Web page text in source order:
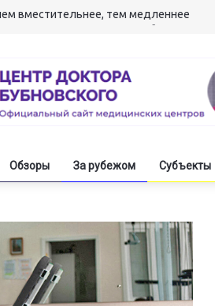
вместительнее, тем медленнее
информационное противоборство
Обзоры За рубежом Субъекты